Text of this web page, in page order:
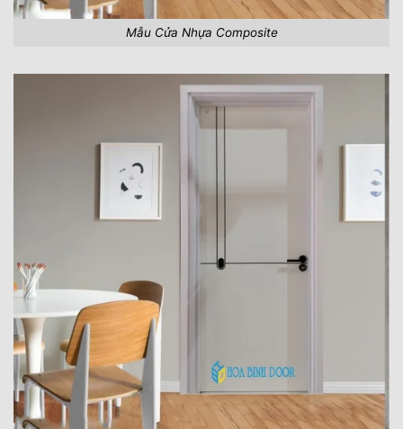
Mẫu Cửa Nhựa Composite